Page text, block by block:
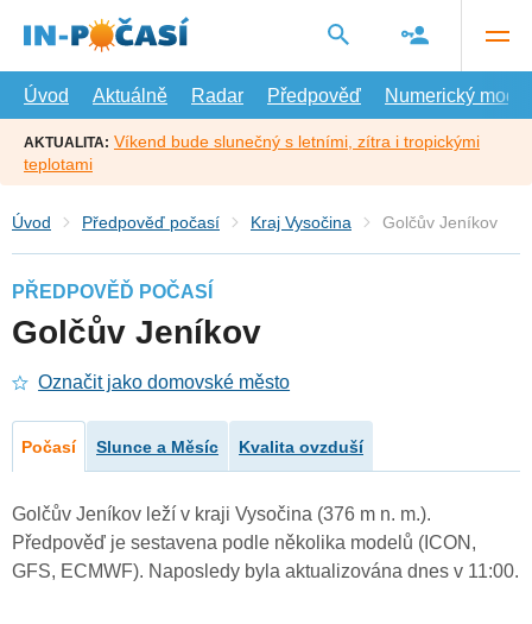
hlavní
Úvod
Aktuálně Radar Předpověď Numerický model
AKTUALITA: Víkend bude slunečný s letními, zítra i tropickými
teplotami
Úvod Předpověď počasí Kraj Vysočina Golčův Jeníkov
PŘEDPOVĚĎ POČASÍ
Golčův Jeníkov
Označit jako domovské město
Počasí Slunce a Měsíc Kvalita ovzduší
Golčův Jeníkov leží v kraji Vysočina (376 m n. m.).
Předpověď je sestavena podle několika modelů (ICON,
GFS, ECMWF). Naposledy byla aktualizována dnes v 11:00.